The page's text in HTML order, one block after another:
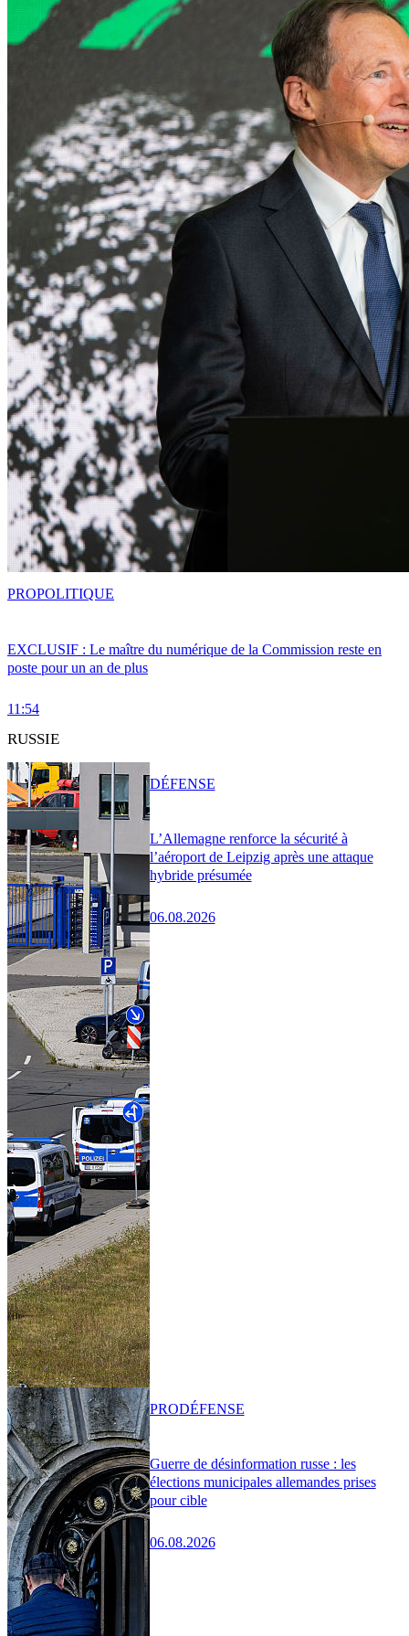
EXCLUSIF : Le maître du numérique de la Commission reste en
poste pour un an de plus
11:54
PROPOLITIQUE
RUSSIE
L’Allemagne renforce la sécurité à
l’aéroport de Leipzig après une attaque
hybride présumée
06.08.2026
DÉFENSE
Guerre de désinformation russe : les
élections municipales allemandes prises
pour cible
06.08.2026
PRODÉFENSE